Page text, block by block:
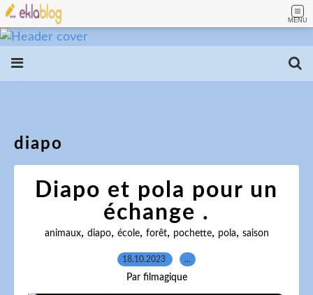
MENU
diapo
Diapo et pola pour un
échange .
animaux, diapo, école, forêt, pochette, pola, saison
18.10.2023 …
Par filmagique